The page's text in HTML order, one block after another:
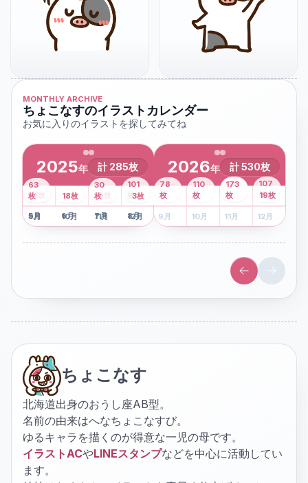
MONTHLY ARCHIVE
ちょこなすのイラストカレンダー
お気に入りのイラストを探してみてね
2025年 計 285枚
1月
2枚 2月 3月 4月
8枚
5月
41 枚
6月
13枚
7月
6枚
8月
101
枚
9月
63
枚
10月
18枚
11月
30
枚
12月
3枚
2026年 計530枚
1月 2月 3月
43
枚
4月
107
枚
5 月
78
枚
6月
110
枚
7月
173
枚
8月
19枚
9 月 10月 11月 12月
ちょこなす
北海道出身のおうし座AB型。
名前の由来はへなちょこなすび。
ゆるキャラを描くのが得意な一児の母です。
イラストACやLINEスタンプなどを中心に活動してい
ます。